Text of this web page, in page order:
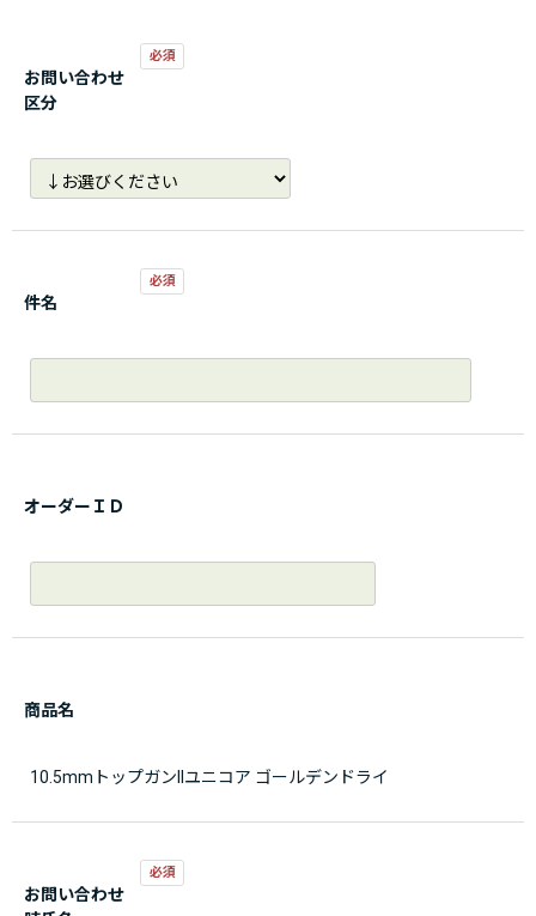
お問い合わせ
区分
件名
オーダーＩＤ
商品名
10.5mmトップガンIIユニコア ゴールデンドライ
お問い合わせ